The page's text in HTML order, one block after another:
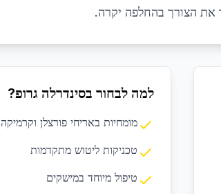
את הצורך בהחלפה יקרה.
למה לבחור בסינדרלה גרופ?
מומחיות באריחי פורצלן וקרמיקה
טכניקות ליטוש מתקדמות
טיפול מיוחד במישקים